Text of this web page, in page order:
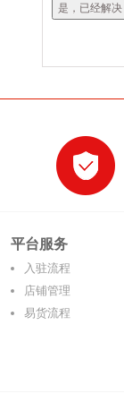
平台服务
入驻流程
店铺管理
易货流程